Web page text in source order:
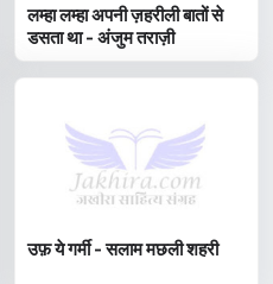
लम्हा लम्हा अपनी ज़हरीली बातों से
डसता था - अंजुम तराज़ी
उफ़ ये गर्मी - सलाम मछली शहरी